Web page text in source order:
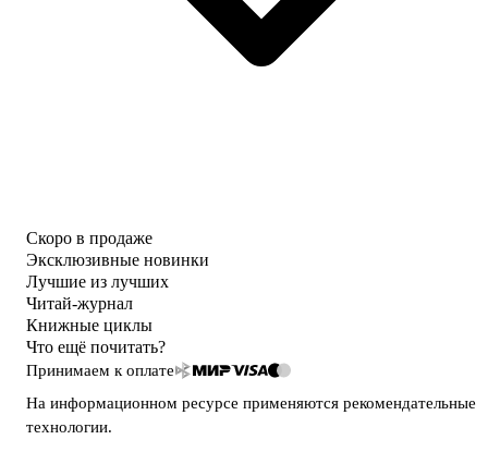
Скоро в продаже
Эксклюзивные новинки
Лучшие из лучших
Читай-журнал
Книжные циклы
Что ещё почитать?
Принимаем к оплате
На информационном ресурсе применяются рекомендательные
технологии.